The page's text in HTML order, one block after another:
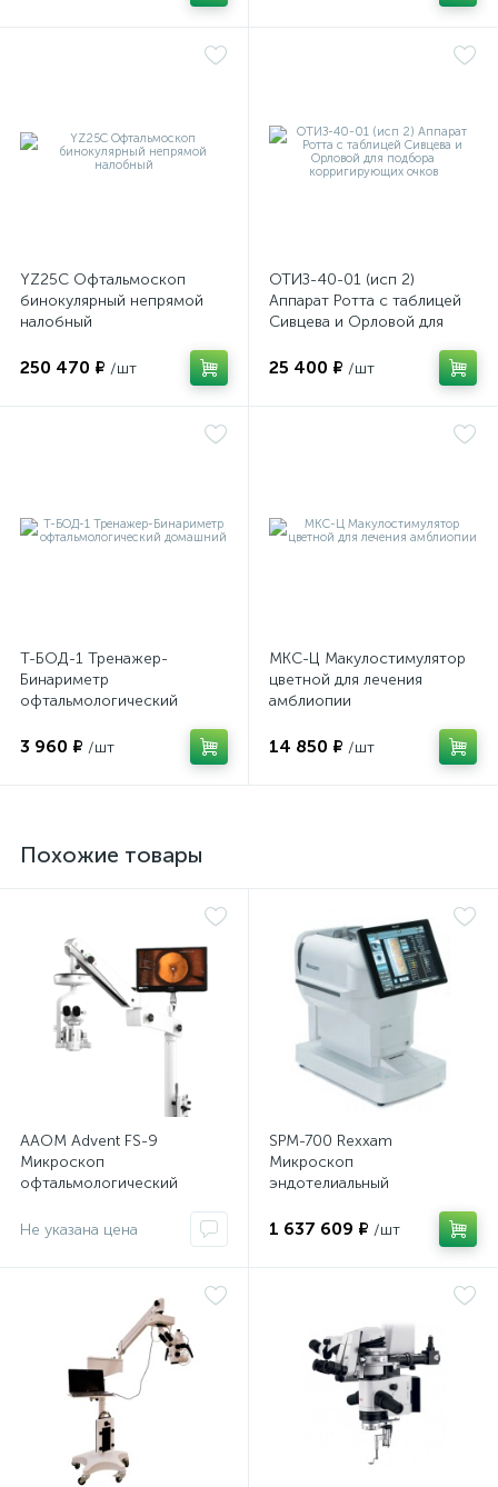
YZ25C Офтальмоскоп
бинокулярный непрямой
налобный
250 470 ₽ /шт
ОТИЗ-40-01 (исп 2)
Аппарат Ротта с таблицей
Сивцева и Орловой для
очков
25 400 ₽ /шт
Т-БОД-1 Тренажер-
Бинариметр
офтальмологический
3 960 ₽ /шт
МКС-Ц Макулостимулятор
цветной для лечения
амблиопии
14 850 ₽ /шт
Похожие товары
AAOM Advent FS-9
Микроскоп
офтальмологический
Не указана цена
SPM-700 Rexxam
Микроскоп
эндотелиальный
1 637 609 ₽ /шт